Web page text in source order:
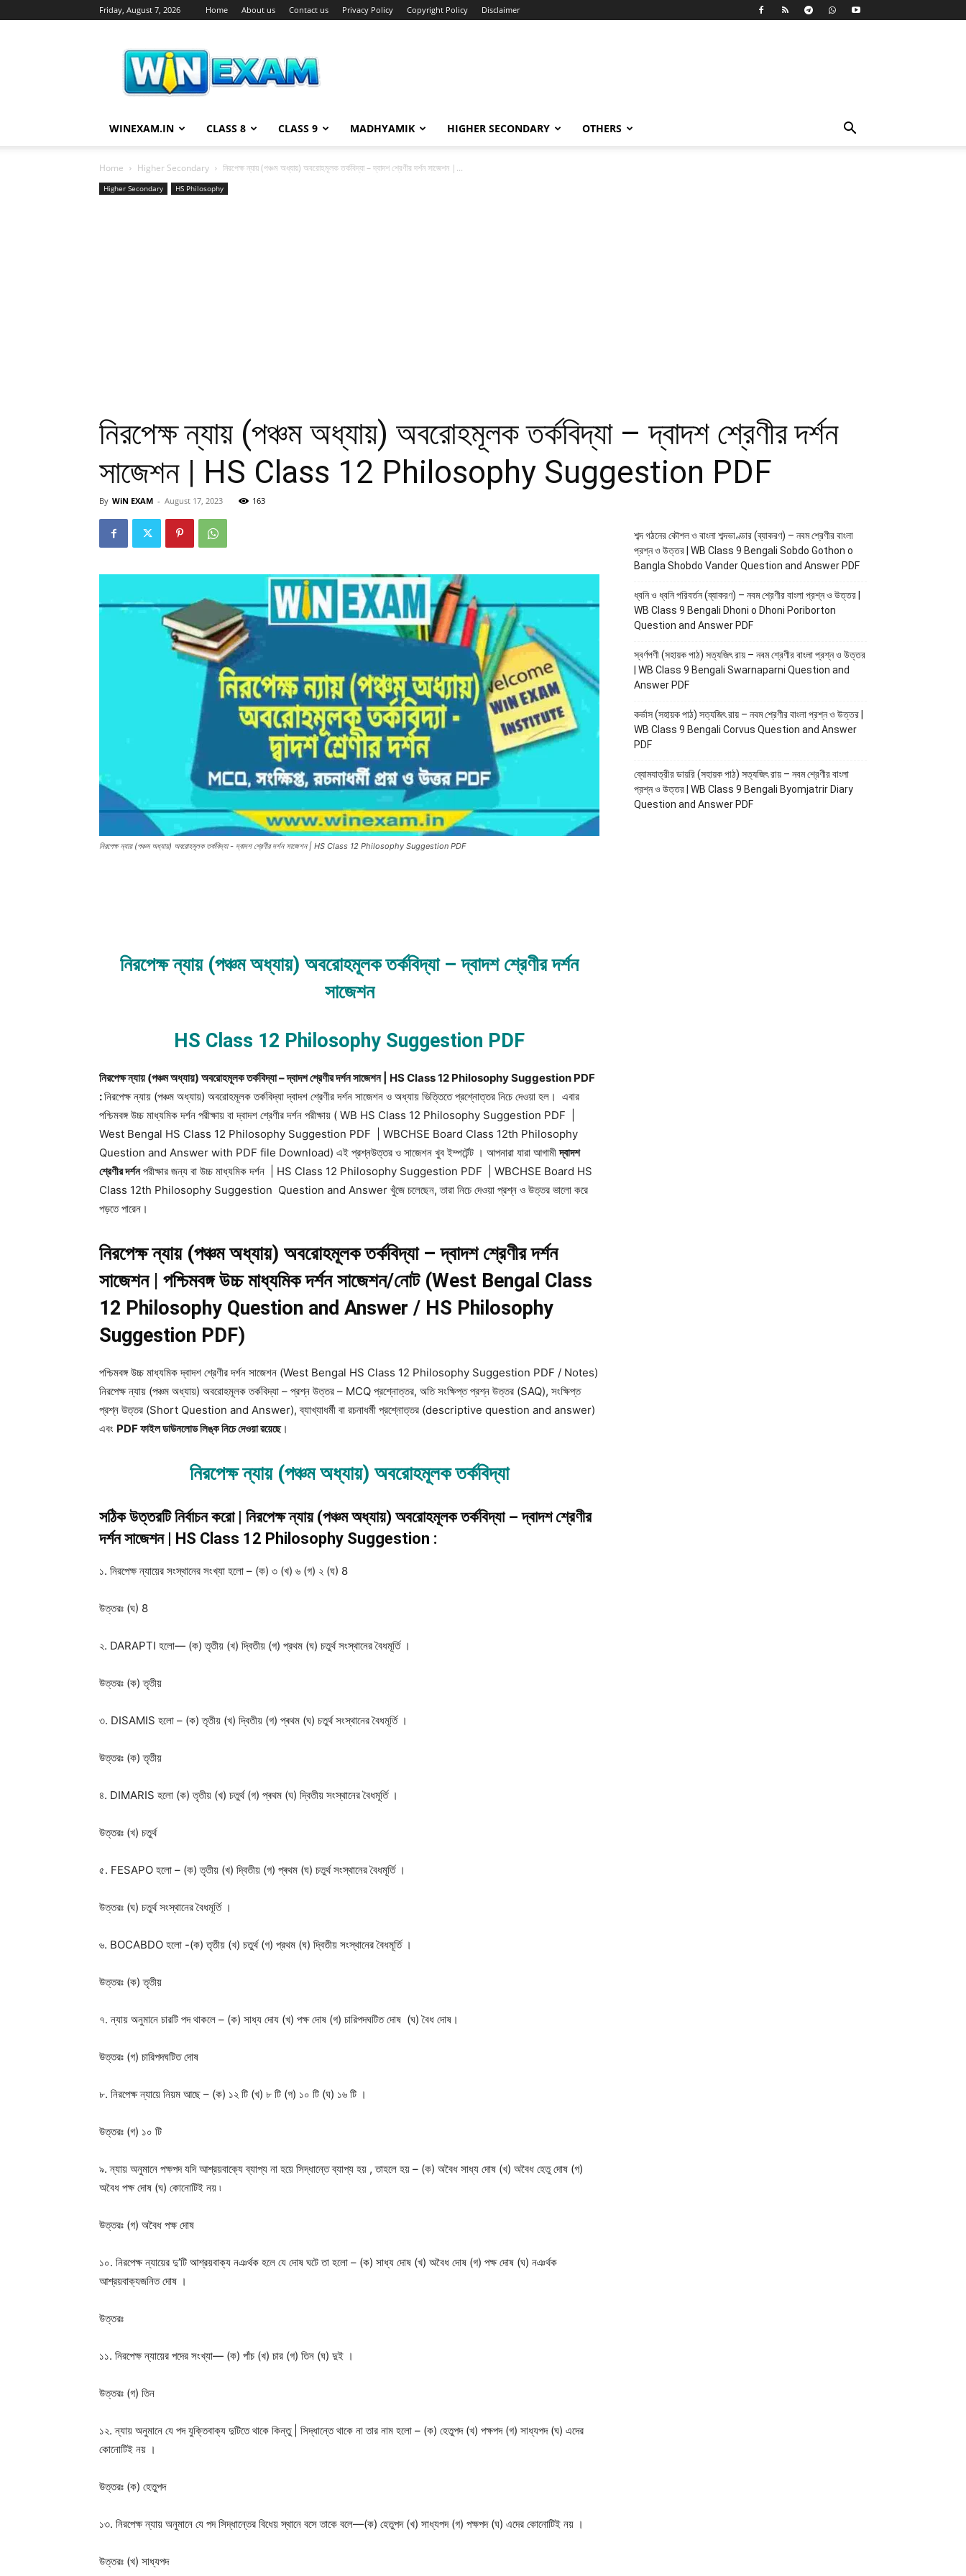
Friday, August 7, 2026 Home About us Contact us Privacy Policy Copyright Policy Disclaimer
EXAM
WINEXAM.IN CLASS 8 CLASS 9 MADHYAMIK HIGHER SECONDARY OTHERS
Home Higher Secondary নিরপেক্ষ ন্যায় (পঞ্চম অধ্যায়) অবরোহমূলক তর্কবিদ্যা – দ্বাদশ শ্রেণীর দর্শন সাজেশন |...
Higher Secondary HS Philosophy
নিরপেক্ষ ন্যায় (পঞ্চম অধ্যায়) অবরোহমূলক তর্কবিদ্যা – দ্বাদশ শ্রেণীর দর্শন
সাজেশন | HS Class 12 Philosophy Suggestion PDF
By WiN EXAM - August 17, 2023 163
নিরপেক্ষ ন্যায় (পঞ্চম অধ্যায়) অবরোহমূলক তর্কবিদ্যা - দ্বাদশ শ্রেণীর দর্শন সাজেশন | HS Class 12 Philosophy Suggestion PDF
নিরপেক্ষ ন্যায় (পঞ্চম অধ্যায়) অবরোহমূলক তর্কবিদ্যা – দ্বাদশ শ্রেণীর দর্শন
সাজেশন
HS Class 12 Philosophy Suggestion PDF
নিরপেক্ষ ন্যায় (পঞ্চম অধ্যায়) অবরোহমূলক তর্কবিদ্যা – দ্বাদশ শ্রেণীর দর্শন সাজেশন | HS Class 12 Philosophy Suggestion PDF
:নিরপেক্ষ ন্যায় (পঞ্চম অধ্যায়) অবরোহমূলক তর্কবিদ্যা দ্বাদশ শ্রেণীর দর্শন সাজেশন ও অধ্যায় ভিত্তিতে প্রশ্নোত্তর নিচে দেওয়া হল। এবার
পশ্চিমবঙ্গ উচ্চ মাধ্যমিক দর্শন পরীক্ষায় বা দ্বাদশ শ্রেণীর দর্শন পরীক্ষায় ( WB HS Class 12 Philosophy Suggestion PDF |
West Bengal HS Class 12 Philosophy Suggestion PDF | WBCHSE Board Class 12th Philosophy
Question and Answer with PDF file Download) এই প্রশ্নউত্তর ও সাজেশন খুব ইম্পর্টেন্ট । আপনারা যারা আগামীদ্বাদশ
শ্রেণীর দর্শনপরীক্ষার জন্য বা উচ্চ মাধ্যমিক দর্শন | HS Class 12 Philosophy Suggestion PDF | WBCHSE Board HS
Class 12th Philosophy Suggestion Question and Answer খুঁজে চলেছেন, তারা নিচে দেওয়া প্রশ্ন ও উত্তর ভালো করে
পড়তে পারেন।
নিরপেক্ষ ন্যায় (পঞ্চম অধ্যায়) অবরোহমূলক তর্কবিদ্যা – দ্বাদশ শ্রেণীর দর্শন
সাজেশন | পশ্চিমবঙ্গ উচ্চ মাধ্যমিক দর্শন সাজেশন/নোট (West Bengal Class
12 Philosophy Question and Answer / HS Philosophy
Suggestion PDF)
পশ্চিমবঙ্গ উচ্চ মাধ্যমিক দ্বাদশ শ্রেণীর দর্শন সাজেশন (West Bengal HS Class 12 Philosophy Suggestion PDF / Notes)
নিরপেক্ষ ন্যায় (পঞ্চম অধ্যায়) অবরোহমূলক তর্কবিদ্যা – প্রশ্ন উত্তর – MCQ প্রশ্নোত্তর, অতি সংক্ষিপ্ত প্রশ্ন উত্তর (SAQ), সংক্ষিপ্ত
প্রশ্ন উত্তর (Short Question and Answer), ব্যাখ্যাধর্মী বা রচনাধর্মী প্রশ্নোত্তর (descriptive question and answer)
এবং PDF ফাইল ডাউনলোড লিঙ্ক নিচে দেওয়া রয়েছে।
নিরপেক্ষ ন্যায় (পঞ্চম অধ্যায়) অবরোহমূলক তর্কবিদ্যা
সঠিক উত্তরটি নির্বাচন করো | নিরপেক্ষ ন্যায় (পঞ্চম অধ্যায়) অবরোহমূলক তর্কবিদ্যা – দ্বাদশ শ্রেণীর
দর্শন সাজেশন | HS Class 12 Philosophy Suggestion :
১. নিরপেক্ষ ন্যায়ের সংস্থানের সংখ্যা হলো – (ক) ৩ (খ) ৬ (গ) ২ (ঘ) 8
উত্তরঃ (ঘ) 8
২. DARAPTI হলো— (ক) তৃতীয় (খ) দ্বিতীয় (গ) প্রথম (ঘ) চতুর্থ সংস্থানের বৈধমূর্তি ।
উত্তরঃ (ক) তৃতীয়
৩. DISAMIS হলো – (ক) তৃতীয় (খ) দ্বিতীয় (গ) প্ৰথম (ঘ) চতুর্থ সংস্থানের বৈধমূর্তি ।
উত্তরঃ (ক) তৃতীয়
৪. DIMARIS হলো (ক) তৃতীয় (খ) চতুর্থ (গ) প্ৰথম (ঘ) দ্বিতীয় সংস্থানের বৈধমূর্তি ।
উত্তরঃ (খ) চতুর্থ
৫. FESAPO হলো – (ক) তৃতীয় (খ) দ্বিতীয় (গ) প্ৰথম (ঘ) চতুর্থ সংস্থানের বৈধমূর্তি ।
উত্তরঃ (ঘ) চতুর্থ সংস্থানের বৈধমূর্তি ।
৬. BOCABDO হলো -(ক) তৃতীয় (খ) চতুর্থ (গ) প্রথম (ঘ) দ্বিতীয় সংস্থানের বৈধমূর্তি ।
উত্তরঃ (ক) তৃতীয়
৭. ন্যায় অনুমানে চারটি পদ থাকলে – (ক) সাধ্য দোয (খ) পক্ষ দোষ (গ) চারিপদঘটিত দোষ (ঘ) বৈধ দোষ।
উত্তরঃ (গ) চারিপদঘটিত দোষ
৮. নিরপেক্ষ ন্যায়ে নিয়ম আছে – (ক) ১২ টি (খ) ৮ টি (গ) ১০ টি (ঘ) ১৬ টি ।
উত্তরঃ (গ) ১০ টি
৯. ন্যায় অনুমানে পক্ষপদ যদি আশ্রয়বাক্যে ব্যাপ্য না হয়ে সিদ্ধান্তে ব্যাপ্য হয় , তাহলে হয় – (ক) অবৈধ সাধ্য দোষ (খ) অবৈধ হেতু দোষ (গ)
অবৈধ পক্ষ দোষ (ঘ) কোনোটিই নয় ৷
উত্তরঃ (গ) অবৈধ পক্ষ দোষ
১০. নিরপেক্ষ ন্যায়ের দু’টি আশ্রয়বাক্য নঞর্থক হলে যে দোষ ঘটে তা হলো – (ক) সাধ্য দোষ (খ) অবৈধ দোষ (গ) পক্ষ দোষ (ঘ) নঞর্থক
আশ্রয়বাক্যজনিত দোষ ।
উত্তরঃ
১১. নিরপেক্ষ ন্যায়ের পদের সংখ্যা— (ক) পাঁচ (খ) চার (গ) তিন (ঘ) দুই ।
উত্তরঃ (গ) তিন
১২. ন্যায় অনুমানে যে পদ যুক্তিবাক্য দুটিতে থাকে কিন্তু | সিদ্ধান্তে থাকে না তার নাম হলো – (ক) হেতুপদ (খ) পক্ষপদ (গ) সাধ্যপদ (ঘ) এদের
কোনোটিই নয় ।
উত্তরঃ (ক) হেতুপদ
১৩. নিরপেক্ষ ন্যায় অনুমানে যে পদ সিদ্ধান্তের বিধেয় স্থানে বসে তাকে বলে—(ক) হেতুপদ (খ) সাধ্যপদ (গ) পক্ষপদ (ঘ) এদের কোনোটিই নয় ।
উত্তরঃ (খ) সাধ্যপদ
শব্দ গঠনের কৌশল ও বাংলা শব্দভাণ্ডার (ব্যাকরণ) – নবম শ্রেণীর বাংলা
প্রশ্ন ও উত্তর | WB Class 9 Bengali Sobdo Gothon o
Bangla Shobdo Vander Question and Answer PDF
ধ্বনি ও ধ্বনি পরিবর্তন (ব্যাকরণ) – নবম শ্রেণীর বাংলা প্রশ্ন ও উত্তর |
WB Class 9 Bengali Dhoni o Dhoni Poriborton
Question and Answer PDF
স্বর্ণপণী (সহায়ক পাঠ) সত্যজিৎ রায় – নবম শ্রেণীর বাংলা প্রশ্ন ও উত্তর
| WB Class 9 Bengali Swarnaparni Question and
Answer PDF
কর্ভাস (সহায়ক পাঠ) সত্যজিৎ রায় – নবম শ্রেণীর বাংলা প্রশ্ন ও উত্তর |
WB Class 9 Bengali Corvus Question and Answer
PDF
ব্যোমযাত্রীর ডায়রি (সহায়ক পাঠ) সত্যজিৎ রায় – নবম শ্রেণীর বাংলা
প্রশ্ন ও উত্তর | WB Class 9 Bengali Byomjatrir Diary
Question and Answer PDF